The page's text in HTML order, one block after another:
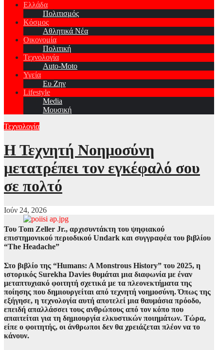
Ελλάδα
Πολιτισμός
Κόσμος
Αθλητικά Νέα
Οικονομία
Πολιτική
Τεχνολογία
Auto-Moto
Υγεία
Ευ Ζην
Lifestyle
Media
Μουσική
Τεχνολογία
Η Τεχνητή Νοημοσύνη
μετατρέπει τον εγκέφαλό σου
σε πολτό
Ιούν 24, 2026
Του Tom Zeller Jr., αρχισυντάκτη του ψηφιακού
επιστημονικού περιοδικού Undark και συγγραφέα του βιβλίου
“The Headache”
Στο βιβλίο της “Humans: A Monstrous History” του 2025, η
ιστορικός Surekha Davies θυμάται μια διαφωνία με έναν
μεταπτυχιακό φοιτητή σχετικά με τα πλεονεκτήματα της
ποίησης που δημιουργείται από τεχνητή νοημοσύνη. Όπως της
εξήγησε, η τεχνολογία αυτή αποτελεί μια θαυμάσια πρόοδο,
επειδή απαλλάσσει τους ανθρώπους από τον κόπο που
απαιτείται για τη δημιουργία ελκυστικών ποιημάτων. Τώρα,
είπε ο φοιτητής, οι άνθρωποι δεν θα χρειάζεται πλέον να το
κάνουν.